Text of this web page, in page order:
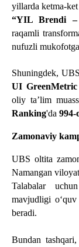
yillarda ketma-
“YIL Brendi –
raqamli
nufuzli
UI
oliy ta’lim
Ranking'da 994-
Zamonaviy
UBS oltita
Namangan
Talabalar
mavjudligi
beradi.
Bundan